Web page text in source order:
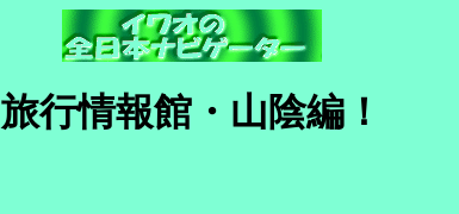
旅行情報館・山陰編！